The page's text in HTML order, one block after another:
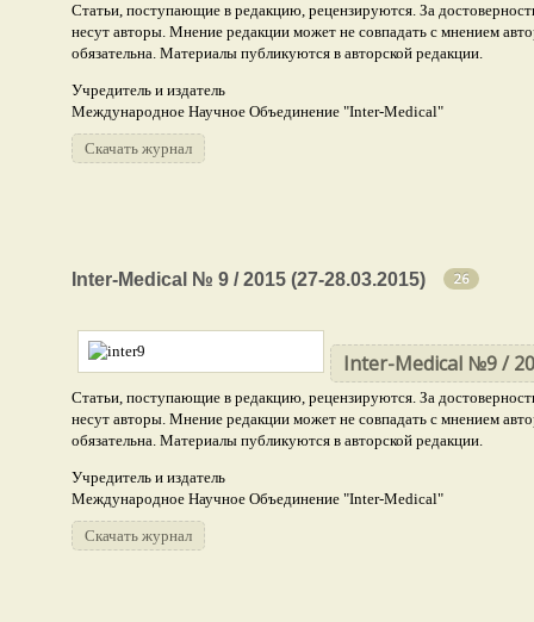
Биологические науки 3
Ветеринарные науки 1
Статьи, поступающие в редакцию, рецензируются. За
несут авторы. Мнение редакции может не совпадать с мнением
обязательна. Материалы публикуются в авторской редакции.
Учредитель и издатель
Международное Научное Объединение "Inter-Medical"
Скачать журнал
Медицинские науки 5
Фармацевтические науки 1
Inter-Medical № 9 / 2015 (27-28.03.2015) 26
Inter-Medical №9 /
Статьи, поступающие в редакцию, рецензируются. За
несут авторы. Мнение редакции может не совпадать с мнением
обязательна. Материалы публикуются в авторской редакции.
Учредитель и издатель
Международное Научное Объединение "Inter-Medical"
Скачать журнал